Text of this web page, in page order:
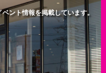
ント情報を掲載しています。